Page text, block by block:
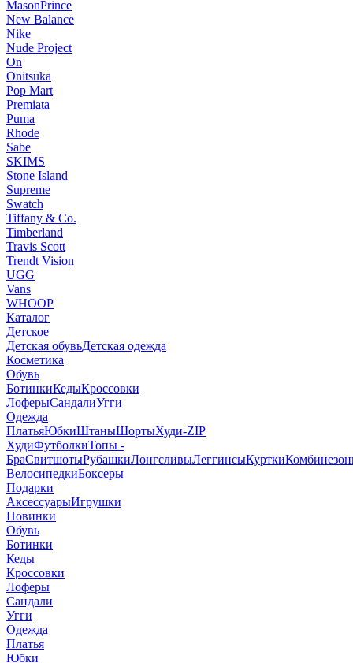
MasonPrince
New Balance
Nike
Nude Project
On
Onitsuka
Pop Mart
Premiata
Puma
Rhode
Sabe
SKIMS
Stone Island
Supreme
Swatch
Tiffany & Co.
Timberland
Travis Scott
Trendt Vision
UGG
Vans
WHOOP
Каталог
Детское
Детская обувьДетская одежда
Косметика
Обувь
БотинкиКедыКроссовки
ЛоферыСандалиУгги
Одежда
ПлатьяЮбкиШтаныШортыХуди-ZIP
ХудиФутболкиТопы -
БраСвитшотыРубашкиЛонгсливыЛеггинсыКуртки
ВелосипедкиБоксеры
Подарки
АксессуарыИгрушки
Новинки
Обувь
Ботинки
Кеды
Кроссовки
Лоферы
Сандали
Угги
Одежда
Платья
Юбки